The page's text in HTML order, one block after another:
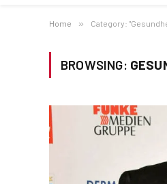
Home » Category:
BROWSING: